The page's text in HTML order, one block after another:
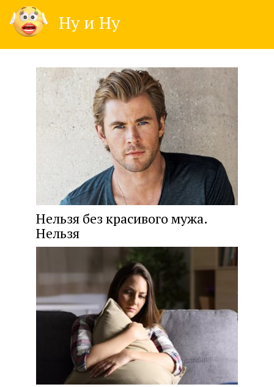
content
Ну и Ну
Нельзя без красивого мужа.
Нельзя